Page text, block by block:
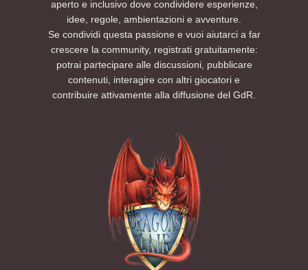
aperto e inclusivo dove condividere esperienze,
idee, regole, ambientazioni e avventure.
Se condividi questa passione e vuoi aiutarci a far
crescere la community, registrati gratuitamente:
potrai partecipare alle discussioni, pubblicare
contenuti, interagire con altri giocatori e
contribuire attivamente alla diffusione del GdR.